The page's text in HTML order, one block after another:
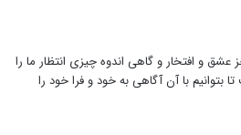
و افتخار و گاهی اندوه چیزی انتظار ما را
با آن آگاهی به خود و فرا خود را
نگاهی بر اسطوره های ایران زمین